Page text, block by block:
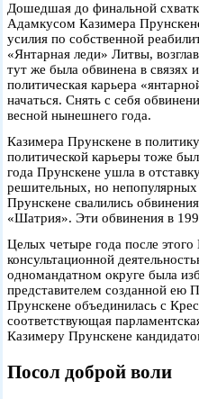
Дошедшая до финальной
Адамкусом Казимера
усилия по собственной
«Янтарная леди» Литвы,
тут же была обвинена в связях
политическая карьера
начаться. Снять с себя
весной нынешнего года.
Казимера Прунскене в
политической карьеры тоже
года Прунскене ушла в
решительных, но
Прунскене свалились
«Шатрия». Эти обвинения в
Целых четыре года после
консультационной
одномандатном округе была
представителем созданной ею
Прунскене объединилась с
соответствующая
Казимеру Прунскене
Посол доброй воли